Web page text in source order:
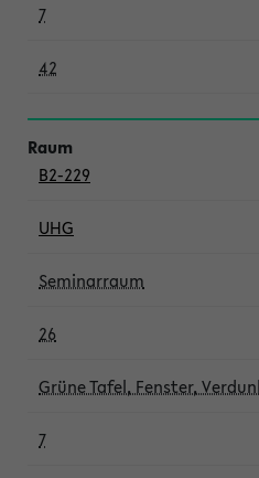
7
42
B2-229
UHG
Seminarraum
26
Grüne Tafel, Fenster,
7